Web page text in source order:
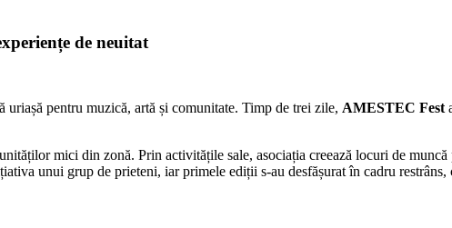
de neuitat
uriașă pentru muzică, artă și comunitate. Timp de trei zile, AMESTEC Fest
mici din zonă. Prin activitățile sale, asociația creează locuri de
unui grup de prieteni, iar primele ediții s-au desfășurat în cadru